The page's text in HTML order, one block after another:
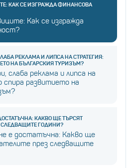
КАК СЕ ИЗГРАЖДА ФИНАНСОВА
Как се изгражда
РЕКЛАМА И ЛИПСА НА СТРАТЕГИЯ:
НА БЪЛГАРСКИЯ ТУРИЗЪМ?
слаба реклама и липса на
спира развитието на
КАКВО ЩЕ ТЪРСЯТ
СЛЕДВАЩИТЕ ГОДИНИ?
е достатъчна: Какво ще
през следващите